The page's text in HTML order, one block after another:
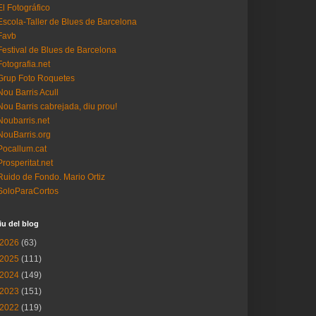
Fotográfico
Taller de Blues de Barcelona
de Blues de Barcelona
Foto Roquetes
Barris Acull
Barris cabrejada, diu prou!
de Fondo. Mario Ortiz
del blog
2026 (63)
2025 (111)
2024 (149)
2023 (151)
2022 (119)